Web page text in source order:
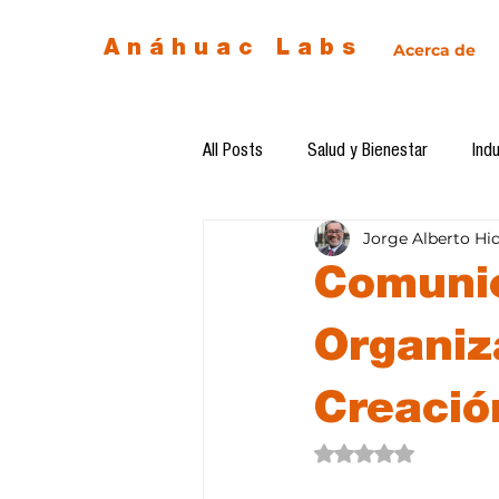
Anáhuac Labs Acerca de
All Posts Salud y Bienestar
Egresados Inteligencia
Diseño de futuro Ética de la
Software del mes Cursos
Jorge Alberto
Obtuvo NaN de 5